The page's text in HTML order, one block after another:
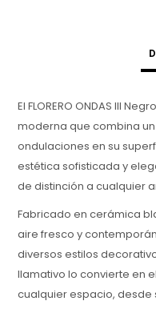
El FLORERO ONDAS III
moderna que combina
ondulaciones en su
estética sofisticada y
de distinción a cualquier
Fabricado en cerámica
aire fresco y
diversos estilos
llamativo lo convierte en
cualquier espacio, desde